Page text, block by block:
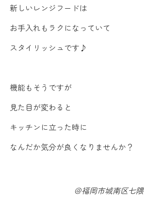
新しいレンジフードは
お手入れもラクになっていて
スタイリッシュです♪
機能もそうですが
見た目が変わると
キッチンに立った時に
なんだか気分が良くなりませんか？
＠福岡市城南区七隈